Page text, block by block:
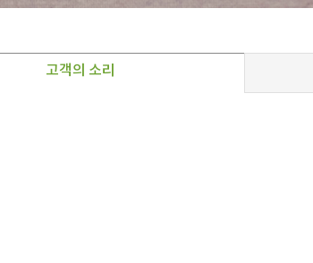
고객의 소리